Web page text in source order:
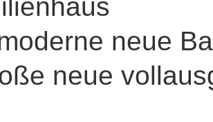
neue
neue